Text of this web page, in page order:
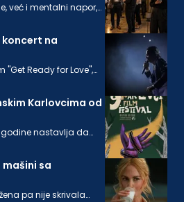
već i mentalni napor,
koncert na
"Get Ready for Love",
sa poslednjeg
Karlovcima od
godine nastavlja da
mašini sa
pa nije skrivala